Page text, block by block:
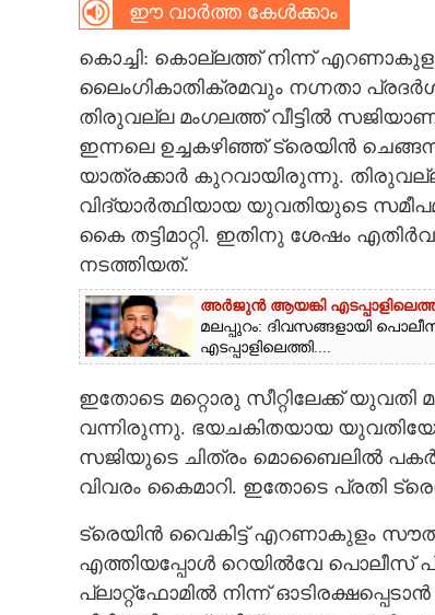
CARTOONS
LITERATURE
CONTACT US
ഈ വാർത്ത കേൾക്കാം
കൊച്ചി: കൊല്ലത്ത് നിന്ന്
ലൈംഗികാതിക്രമവും നഗ്നതാ
തിരുവല്ല മംഗലത്ത് വീട്ടിൽ
ഇന്നലെ ഉച്ചകഴിഞ്ഞ് ട്രെയിൻ
യാത്രക്കാർ കുറവായിരുന്നു.
വിദ്യാർത്ഥിയായ യുവതിയുടെ
കൈ തട്ടിമാറ്റി. ഇതിനു ശേഷം
നടത്തിയത്.
അർജുൻ ആയങ്കി
മലപ്പുറം: ദിവസങ്ങളായി
എടപ്പാളിലെത്തി....
ഇതോടെ മറ്റൊരു സീറ്റിലേക്ക് യുവതി
വന്നിരുന്നു. ഭയചകിതയായ യുവതിയോട്
സജിയുടെ ചിത്രം മൊബൈലിൽ
വിവരം കൈമാറി. ഇതോടെ പ്രതി
ട്രെയിൻ വൈകിട്ട് എറണാകുളം സൗത്ത്
എത്തിയപ്പോൾ റെയിൽവേ പൊലീസ്
പ്ലാറ്റ്ഫോമിൽ നിന്ന്